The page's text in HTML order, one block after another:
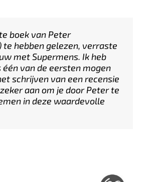
boek van Peter
te hebben gelezen, verraste
met Supermens. Ik heb
één van de eersten mogen
schrijven van een recensie
aan om je door Peter te
in deze waardevolle